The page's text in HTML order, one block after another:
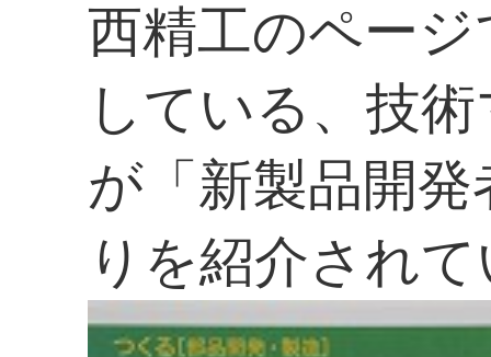
西精工のペー
している、技
が「新製品開
りを紹介され